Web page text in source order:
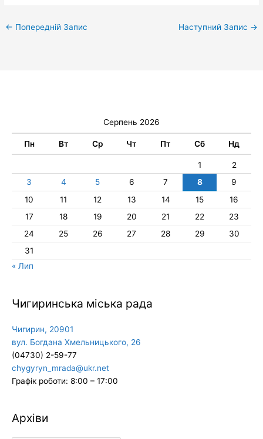
← Попередній Запис Наступний Запис →
Серпень 2026
Пн Вт Ср Чт Пт Сб Нд
1
2
3
4 5 6 7 8
9
10
11 12 13 14 15
16
17
18 19 20 21 22
23
24
25 26 27 28 29
30
31
« Лип
Чигиринська міська рада
Чигирин, 20901
вул. Богдана Хмельницького, 26
(04730) 2-59-77
chygyryn_mrada@ukr.net
Графік роботи: 8:00 – 17:00
Архіви
Архіви